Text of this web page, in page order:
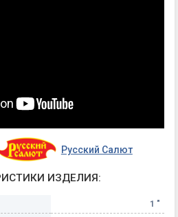
Русский Салют
ИЗДЕЛИЯ:
1 "